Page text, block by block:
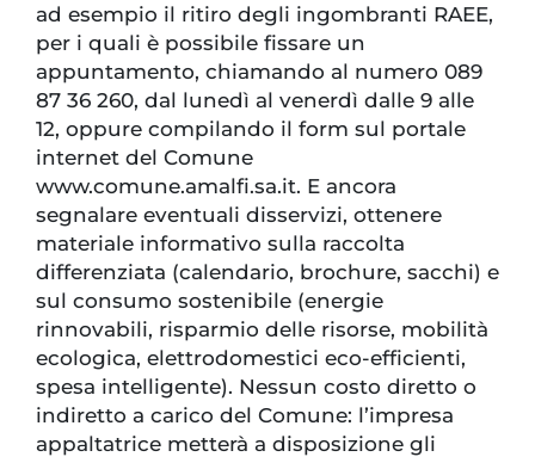
ad esempio il ritiro degli ingombranti RAEE,
per i quali è possibile fissare un
appuntamento, chiamando al numero 089
87 36 260, dal lunedì al venerdì dalle 9 alle
12, oppure compilando il form sul portale
internet del Comune
www.comune.amalfi.sa.it. E ancora
segnalare eventuali disservizi, ottenere
materiale informativo sulla raccolta
differenziata (calendario, brochure, sacchi) e
sul consumo sostenibile (energie
rinnovabili, risparmio delle risorse, mobilità
ecologica, elettrodomestici eco-efficienti,
spesa intelligente). Nessun costo diretto o
indiretto a carico del Comune: l’impresa
appaltatrice metterà a disposizione gli